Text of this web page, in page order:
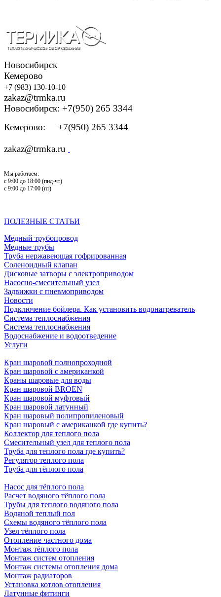
Новосибирск
Кемерово
+7 (983) 130-10-10
zakaz@trmka.ru
Новосибирск: +7(950) 265 3344
Кемерово: +7(950) 265 3344
zakaz@trmka.ru
Мы работаем:
с 9:00 до 18:00 (пнд-чт)
с 9:00 до 17:00 (пт)
ПОЛЕЗНЫЕ СТАТЬИ
Медный трубопровод
Медные трубы
Труба нержавеющая гофрированная
Соленоидный клапан
Дисковые затворы с электроприводом
Насосно-смесительный узел
Задвижки с пневмоприводом
Новости
Подключение бойлера. Как установить водонагреватель
Система теплоснабжения
Система теплоснабжения
Водоснабжение и водоотведение
Услуги
Кран шаровой полнопроходной
Кран шаровой с американкой
Краны шаровые для воды
Кран шаровой BROEN
Кран шаровой муфтовый
Кран шаровой латунный
Кран шаровый полипропиленовый
Кран шаровый с американкой где купить?
Коллектор для теплого пола
Смесительный узел для теплого пола
Труба для теплого пола где купить?
Регулятор теплого пола
Труба для тёплого пола
Насос для тёплого пола
Расчет водяного тёплого пола
Трубы для теплого водяного пола
Водяной теплый пол
Схемы водяного тёплого пола
Узел тёплого пола
Отопление частного дома
Монтаж тёплого пола
Монтаж систем отопления
Монтаж системы отопления дома
Монтаж радиаторов
Установка котлов отопления
Латунные фитинги